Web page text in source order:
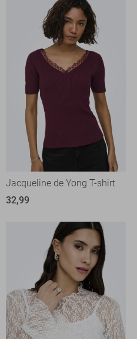
Jacqueline de Yong T-shirt
32,99